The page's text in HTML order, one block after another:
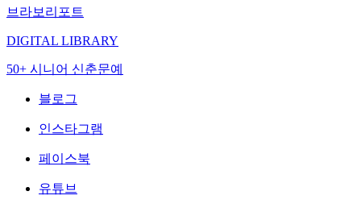
브라보리포트
DIGITAL LIBRARY
50+ 시니어 신춘문예
블로그
인스타그램
페이스북
유튜브